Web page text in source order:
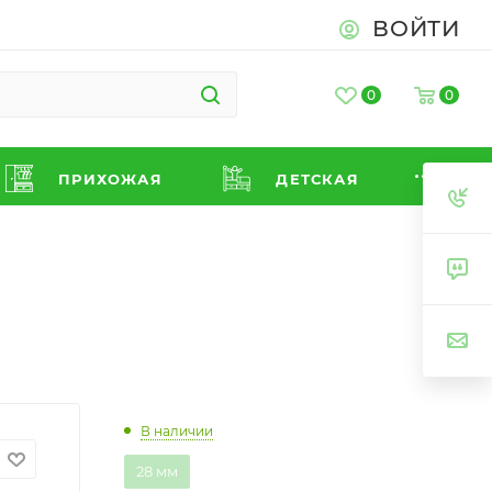
ВОЙТИ
0 0
ПРИХОЖАЯ ДЕТСКАЯ
В наличии
28 мм